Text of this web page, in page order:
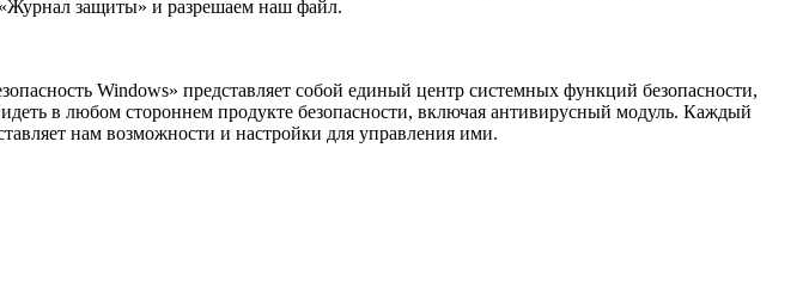
защиты» и разрешаем наш файл.
Windows» представляет собой единый центр системных функций безопасности,
в любом стороннем продукте безопасности, включая антивирусный модуль. Каждый
нам возможности и настройки для управления ими.